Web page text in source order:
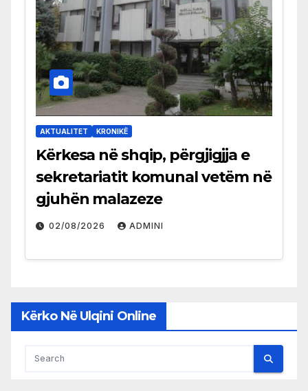
AKTUALITET KRONIKË
Kërkesa në shqip, përgjigjja e
sekretariatit komunal vetëm në
gjuhën malazeze
02/08/2026 ADMINI
Kërko Në Ulqini Online